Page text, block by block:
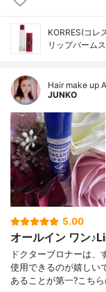
KORRES(コレ
リップバーム
Hair make up
JUNKO
5.00
オールイン ワン
ドクターブロナーは、
使用できるのが嬉しい
あることが第一?こち